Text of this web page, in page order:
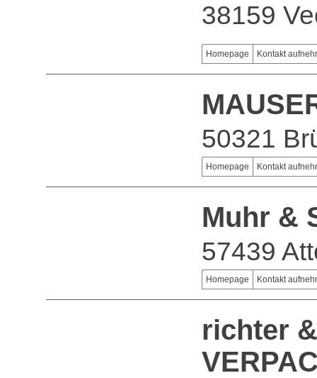
38159
Homepage Kontakt
50321
Homepage Kontakt
Muhr &
57439
Homepage Kontakt
richter